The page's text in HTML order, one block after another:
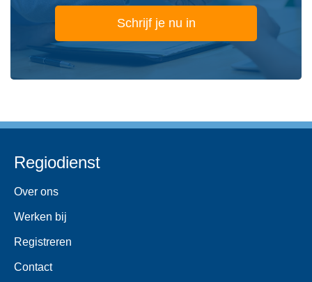
Schrijf je nu in
Regiodienst
Over ons
Werken bij
Registreren
Contact